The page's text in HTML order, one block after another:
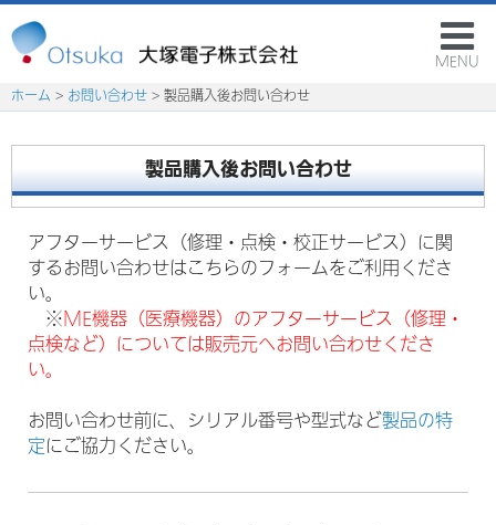
MENU
ホーム > お問い合わせ > 製品購入後お問い合わせ
製品購入後お問い合わせ
アフターサービス（修理・点検・校正サービス）に関
するお問い合わせはこちらのフォームをご利用くださ
い。
※ME機器（医療機器）のアフターサービス（修理・
点検など）については販売元へお問い合わせくださ
い。
お問い合わせ前に、シリアル番号や型式など製品の特
定にご協力ください。